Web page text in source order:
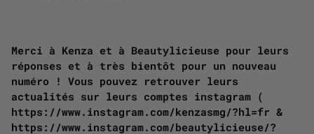
Merci à Kenza et à Beautylicieuse pour leurs
réponses et à très bientôt pour un nouveau
numéro ! Vous pouvez retrouver leurs
actualités sur leurs comptes instagram (
https://www.instagram.com/kenzasmg/?hl=fr &
https://www.instagram.com/beautylicieuse/?